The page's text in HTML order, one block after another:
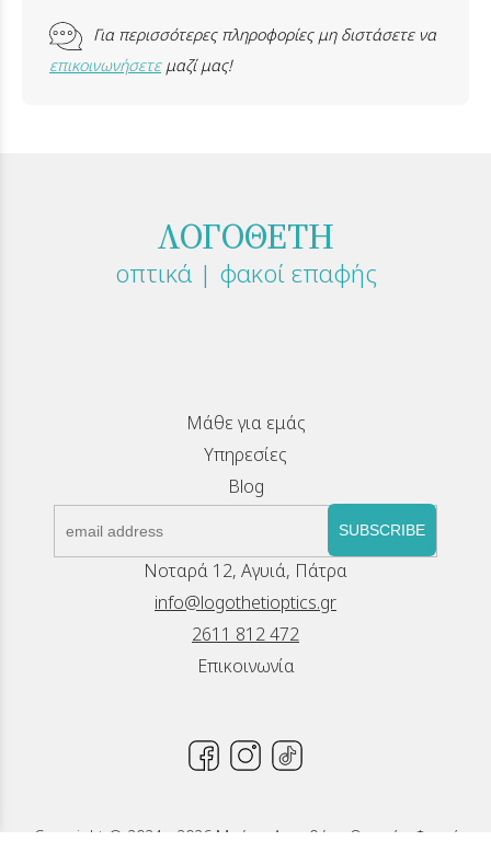
Για περισσότερες πληροφορίες μη διστάσετε να
επικοινωνήσετεμαζί μας!
ΛΟΓΟΘΕΤΗ
οπτικά | φακοί επαφής
Μάθε για εμάς
Υπηρεσίες
Blog
SUBSCRIBE
Νοταρά 12, Αγυιά, Πάτρα
info@logothetioptics.gr
2611 812 472
Επικοινωνία
Copyright © 2024 - 2026 Μπέττυ Λογοθέτη, Οπτικά - Φακοί